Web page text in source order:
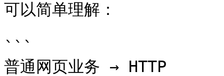
可以简单理解：
```
普通网页业务 → HTTP